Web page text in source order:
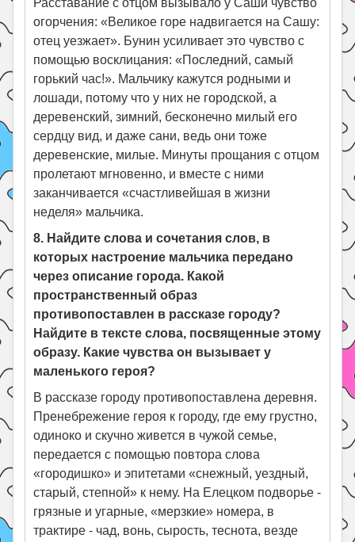
Расставание с отцом вызывало у Саши чувство
огорчения: «Великое горе надвигается на Сашу:
отец уезжает». Бунин усиливает это чувство с
помощью восклицания: «Последний, самый
горький час!». Мальчику кажутся родными и
лошади, потому что у них не городской, а
деревенский, зимний, бесконечно милый его
сердцу вид, и даже сани, ведь они тоже
деревенские, милые. Минуты прощания с отцом
пролетают мгновенно, и вместе с ними
заканчивается «счастливейшая в жизни
неделя» мальчика.
8. Найдите слова и сочетания слов, в
которых настроение мальчика передано
через описание города. Какой
пространственный образ
противопоставлен в рассказе городу?
Найдите в тексте слова, посвященные этому
образу. Какие чувства он вызывает у
маленького героя?
В рассказе городу противопоставлена деревня.
Пренебрежение героя к городу, где ему грустно,
одиноко и скучно живется в чужой семье,
передается с помощью повтора слова
«городишко» и эпитетами «снежный, уездный,
старый, степной» к нему. На Елецком подворье -
грязные и угарные, «мерзкие» номера, в
трактире - чад, вонь, сырость, теснота, везде